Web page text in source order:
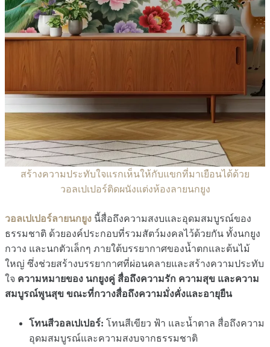
สร้างความประทับใจแรกเห็นให้กับแขกที่มาเยือนได้ด้วย
วอลเปเปอร์ติดผนังแต่งห้องลายนกยูง
วอลเปเปอร์ลายนกยูง นี้สื่อถึงความสงบและอุดมสมบูรณ์ของ
ธรรมชาติ ด้วยองค์ประกอบที่รวมสัตว์มงคลไว้ด้วยกัน ทั้งนกยูง
กวาง และนกตัวเล็กๆ ภายใต้บรรยากาศของน้ำตกและต้นไม้
ใหญ่ ซึ่งช่วยสร้างบรรยากาศที่ผ่อนคลายและสร้างความประทับ
ใจ ความหมายของ นกยูงคู่ สื่อถึงความรัก ความสุข และความ
สมบูรณ์พูนสุข ขณะที่กวางสื่อถึงความมั่งคั่งและอายุยืน
โทนสีวอลเปเปอร์: โทนสีเขียว ฟ้า และน้ำตาล สื่อถึงความ
อุดมสมบูรณ์และความสงบจากธรรมชาติ